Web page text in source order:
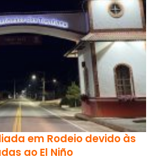
em Rodeio devido às
ao El Niño